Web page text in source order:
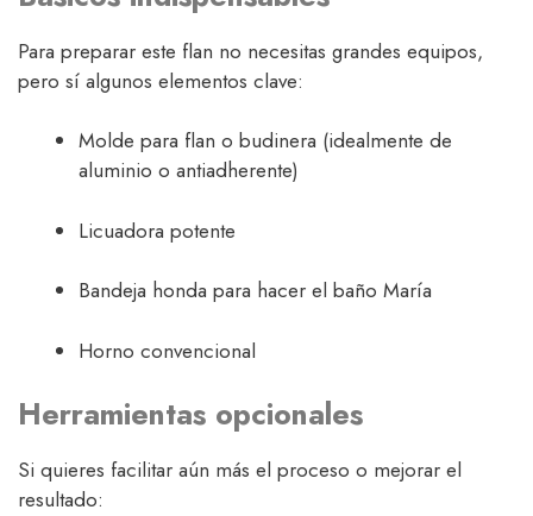
Para preparar este flan no necesitas grandes equipos,
pero sí algunos elementos clave:
Molde para flan o budinera (idealmente de
aluminio o antiadherente)
Licuadora potente
Bandeja honda para hacer el baño María
Horno convencional
Herramientas opcionales
Si quieres facilitar aún más el proceso o mejorar el
resultado: